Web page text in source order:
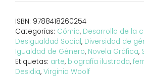
cantidad
ISBN: 9788418260254
Categorías: Cómic, Desarrollo de la
Desigualdad Social, Diversidad de
Igualdad de Género, Novela Gráfica,
Etiquetas: arte, biografía ilustrada,
Desidia, Virginia Woolf